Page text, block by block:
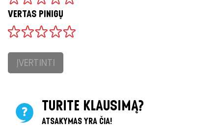
VERTAS PINIGŲ
ĮVERTINTI
TURITE KLAUSIMĄ?
ATSAKYMAS YRA ČIA!